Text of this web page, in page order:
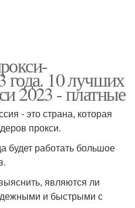
года. 10 лучших
2023 - платные
- это страна, которая
прокси.
будет работать большое
являются ли
и быстрыми с